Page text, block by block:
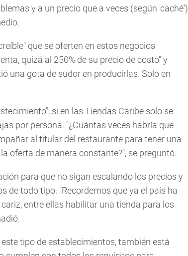
y a un precio que a veces (según 'caché')
que se oferten en estos negocios
quizá al 250% de su precio de costo" y
una gota de sudor en producirlas. Solo en
si en las Tiendas Caribe solo se
por persona. "¿Cuántas veces habría que
al titular del restaurante para tener una
oferta de manera constante?", se preguntó.
para que no sigan escalando los precios y
de todo tipo. "Recordemos que ya el país ha
entre ellas habilitar una tienda para los
tipo de establecimientos, también está